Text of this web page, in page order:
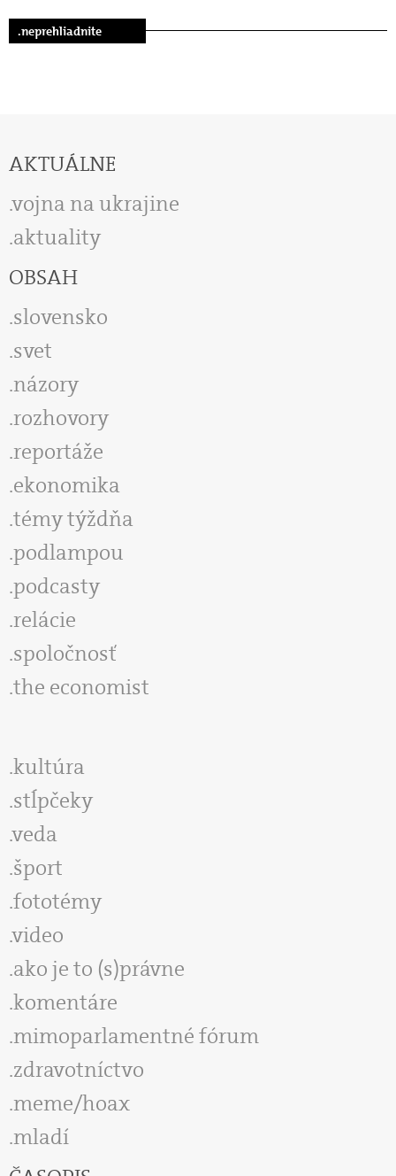
.neprehliadnite
AKTUÁLNE
vojna na ukrajine
aktuality
OBSAH
slovensko
svet
názory
rozhovory
reportáže
ekonomika
témy týždňa
podlampou
podcasty
relácie
spoločnosť
the economist
kultúra
stĺpčeky
veda
šport
fototémy
video
ako je to (s)právne
komentáre
mimoparlamentné fórum
zdravotníctvo
meme/hoax
mladí